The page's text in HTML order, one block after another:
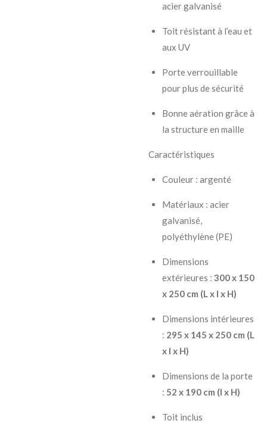
acier galvanisé
Toit résistant à l’eau et
aux UV
Porte verrouillable
pour plus de sécurité
Bonne aération grâce à
la structure en maille
Caractéristiques
Couleur : argenté
Matériaux : acier
galvanisé,
polyéthylène (PE)
Dimensions
extérieures : 300 x 150
x 250 cm (L x l x H)
Dimensions intérieures
: 295 x 145 x 250 cm (L
x l x H)
Dimensions de la porte
: 52 x 190 cm (l x H)
Toit inclus